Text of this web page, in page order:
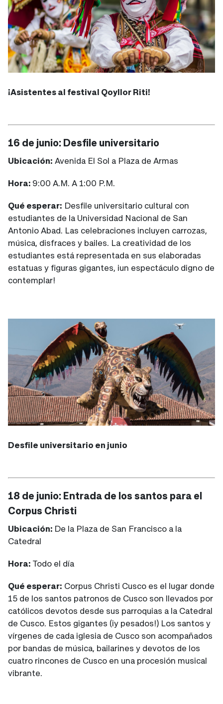
¡Asistentes al festival Qoyllor Riti!
16 de junio: Desfile universitario
Ubicación: Avenida El Sol a Plaza de Armas
Hora: 9:00 A.M. A 1:00 P.M.
Qué esperar: Desfile universitario cultural con
estudiantes de la Universidad Nacional de San
Antonio Abad. Las celebraciones incluyen carrozas,
música, disfraces y bailes. La creatividad de los
estudiantes está representada en sus elaboradas
estatuas y figuras gigantes, ¡un espectáculo digno de
contemplar!
Desfile universitario en junio
18 de junio: Entrada de los santos para el
Corpus Christi
Ubicación: De la Plaza de San Francisco a la
Catedral
Hora: Todo el día
Qué esperar: Corpus Christi Cusco es el lugar donde
15 de los santos patronos de Cusco son llevados por
católicos devotos desde sus parroquias a la Catedral
de Cusco. Estos gigantes (¡y pesados!) Los santos y
vírgenes de cada iglesia de Cusco son acompañados
por bandas de música, bailarines y devotos de los
cuatro rincones de Cusco en una procesión musical
vibrante.